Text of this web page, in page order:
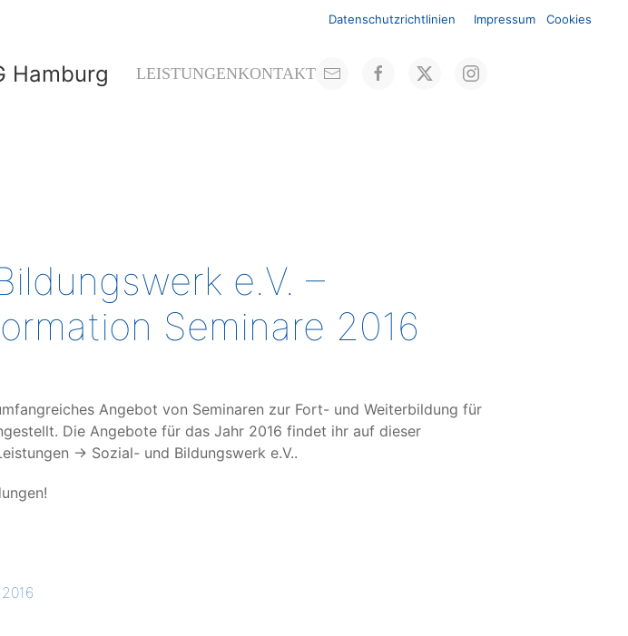
Datenschutzrichtlinien Impressum Cookies
LEISTUNGENKONTAKT
e.V. –
Seminare 2016
Angebot von Seminaren zur Fort- und Weiterbildung für
Die Angebote für das Jahr 2016 findet ihr auf dieser
-> Sozial- und Bildungswerk e.V..